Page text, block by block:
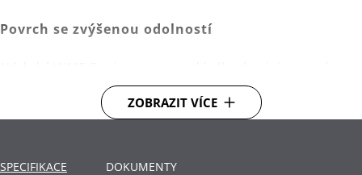
Povrch se zvýšenou odolností
Super hladký povrch vyniká vysokou tvrdostí a
ochranou proti poškrábání. Nádobí lze mýt v myčce
a snadno se čistí.
Vynikající vlastnosti při vaření
ZOBRAZIT VÍCE
SPECIFIKACE DOKUMENTY